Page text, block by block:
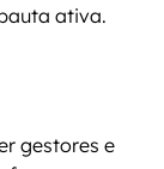
ativa.
gestores e